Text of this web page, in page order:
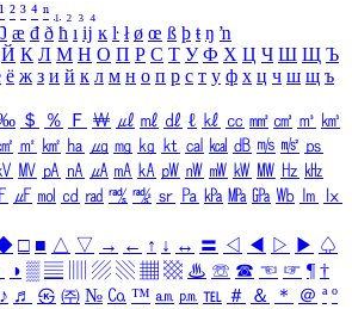
¹ ² ³ ⁴ ⁿ ₁ ₂ ₃ ₄
æ đ ð ħ ı ĳ ĸ ŀ ł ø œ ß þ ŧ ŋ ŉ
Й К Л М Н О П Р С Т У Ф Х Ц Ч Ш Щ Ъ
ё ж з и й к л м н о п р с т у ф х ц ч ш щ ъ
＄ ％ Ｆ ￦ ㎕ ㎖ ㎗ ℓ ㎘ ㏄ ㎣ ㎤ ㎥ ㎦
㎡ ㎢ ㏊ ㎍ ㎎ ㎏ ㏏ ㎈ ㎉ ㏈ ㎧ ㎨ ㎰
㎹ ㎀ ㎁ ㎂ ㎃ ㎄ ㎺ ㎻ ㎽ ㎾ ㎿ ㎐ ㎑
㎌ ㏖ ㏅ ㎭ ㎮ ㎯ ㏛ ㎩ ㎪ ㎫ ㎬ ㏝ ㏐
㏓
□ ■ △ ▽ → ← ↑ ↓ ↔ 〓 ◁ ◀ ▷ ▶ ♤
◑ ▒ ▤ ▨ ▧ ▦ ▩ ♨ ☏ ☎ ☜ ☞ ¶ †
♪ ♬ ㉿ ㈜ № ㏇ ™ ㏂ ㏘ ℡ ＃ ＆ ＊ ＠ ª º